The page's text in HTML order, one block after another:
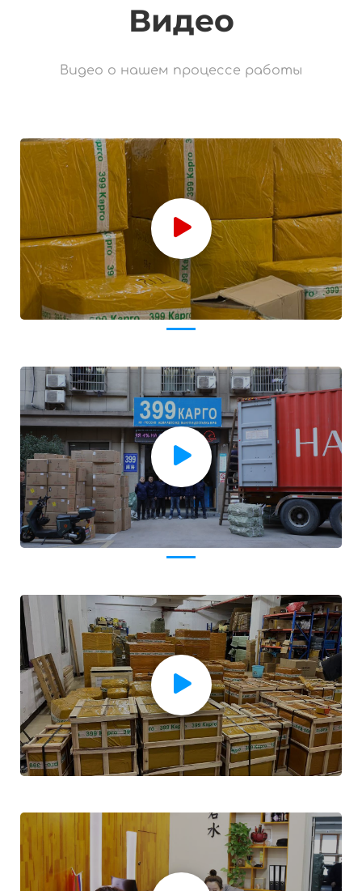
Видео
Видео о нашем процессе работы